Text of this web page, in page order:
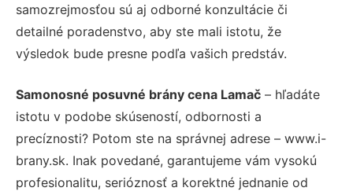
samozrejmosťou sú aj odborné konzultácie či
detailné poradenstvo, aby ste mali istotu, že
výsledok bude presne podľa vašich predstáv.
Samonosné posuvné brány cena Lamač – hľadáte
istotu v podobe skúseností, odbornosti a
precíznosti? Potom ste na správnej adrese – www.i-
brany.sk. Inak povedané, garantujeme vám vysokú
profesionalitu, serióznosť a korektné jednanie od